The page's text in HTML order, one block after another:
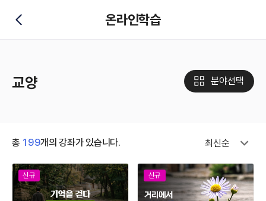
뒤로가기 온라인학습
교양 분야선택
총 199개의 강좌가 있습니다. 최신순
신규 신규